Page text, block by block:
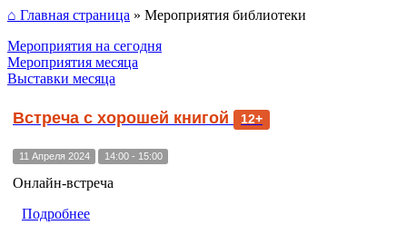
⌂ Главная страница » Мероприятия библиотеки
Мероприятия на сегодня
Мероприятия месяца
Выставки месяца
Встреча с хорошей книгой 12+
11 Апреля 2024 14:00 - 15:00
Онлайн-встреча
Подробнее